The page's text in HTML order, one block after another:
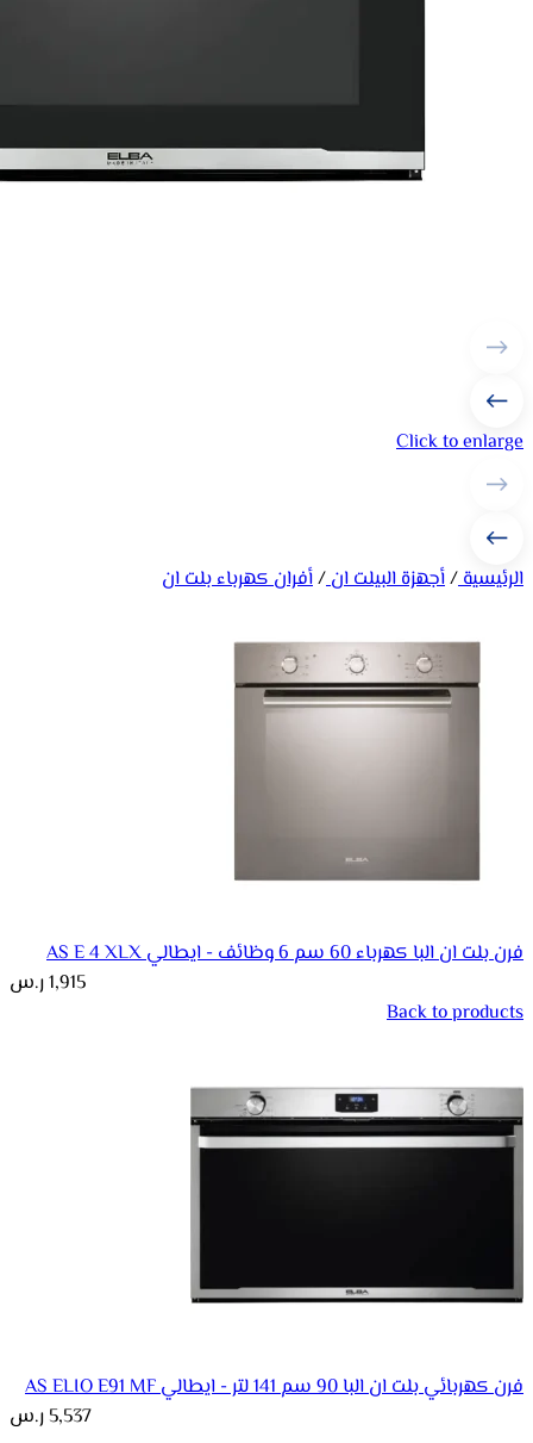
Click to enlarge
الرئيسية/أجهزة البيلت ان/أفران كهرباء بلت ان
فرن بلت ان البا كهرباء 60 سم 6 وظائف - ايطالي AS E 4 XLX
1,915ر.س
Back to products
فرن كهربائي بلت ان البا 90 سم 141 لتر - ايطالي AS ELIO E91 MF
5,537ر.س